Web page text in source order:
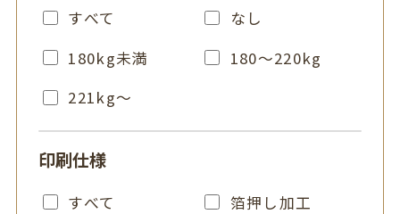
すべて
なし
180kg未満
180～220kg
221kg～
印刷仕様
すべて
箔押し加工